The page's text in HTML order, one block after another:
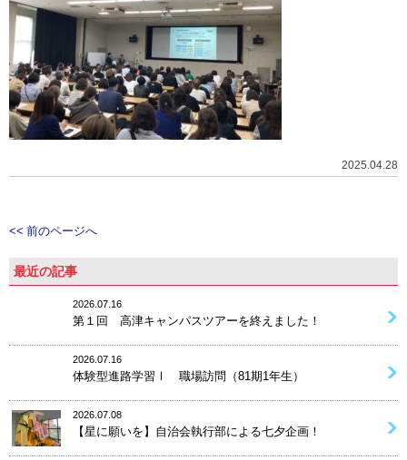
2025.04.28
<< 前のページへ
最近の記事
2026.07.16
第１回 高津キャンパスツアーを終えました！
2026.07.16
体験型進路学習Ⅰ 職場訪問（81期1年生）
2026.07.08
【星に願いを】自治会執行部による七夕企画！